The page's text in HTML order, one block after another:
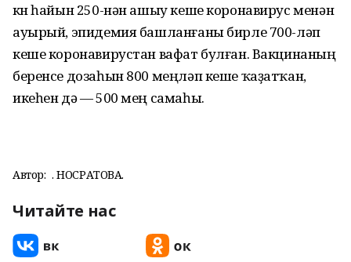
көн һайын 250-нән ашыу кеше коронавирус менән
ауырый, эпидемия башланғаны бирле 700-ләп
кеше коронавирустан вафат булған. Вакцинаның
беренсе дозаһын 800 меңләп кеше ҡаҙатҡан,
икеһен дә — 500 мең самаһы.
Автор: Ә. НОСРАТОВА.
Читайте нас